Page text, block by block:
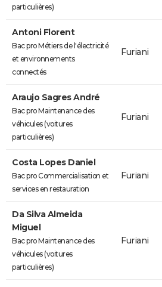
particulières)
Antoni Florent
Bac pro Métiers de l'électricité
et environnements
connectés
Furiani
Araujo Sagres André
Bac pro Maintenance des
véhicules (voitures
particulières)
Furiani
Costa Lopes Daniel
Bac pro Commercialisation et
services en restauration
Furiani
Da Silva Almeida
Miguel
Bac pro Maintenance des
véhicules (voitures
particulières)
Furiani